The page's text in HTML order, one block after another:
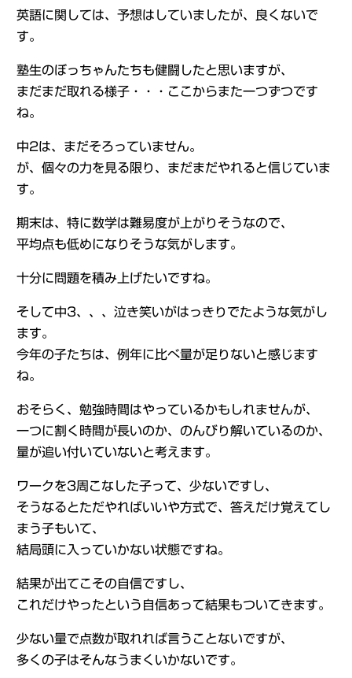
英語に関しては、予想はしていましたが、良くないで
す。
塾生のぼっちゃんたちも健闘したと思いますが、
まだまだ取れる様子・・・ここからまた一つずつです
ね。
中2は、まだそろっていません。
が、個々の力を見る限り、まだまだやれると信じていま
す。
期末は、特に数学は難易度が上がりそうなので、
平均点も低めになりそうな気がします。
十分に問題を積み上げたいですね。
そして中3、、、泣き笑いがはっきりでたような気がし
ます。
今年の子たちは、例年に比べ量が足りないと感じます
ね。
おそらく、勉強時間はやっているかもしれませんが、
一つに割く時間が長いのか、のんびり解いているのか、
量が追い付いていないと考えます。
ワークを3周こなした子って、少ないですし、
そうなるとただやればいいや方式で、答えだけ覚えてし
まう子もいて、
結局頭に入っていかない状態ですね。
結果が出てこその自信ですし、
これだけやったという自信あって結果もついてきます。
少ない量で点数が取れれば言うことないですが、
多くの子はそんなうまくいかないです。